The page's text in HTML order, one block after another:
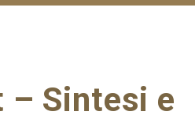
– Sintesi e